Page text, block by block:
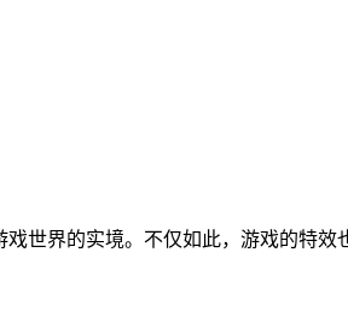
世界的实境。不仅如此，游戏的特效